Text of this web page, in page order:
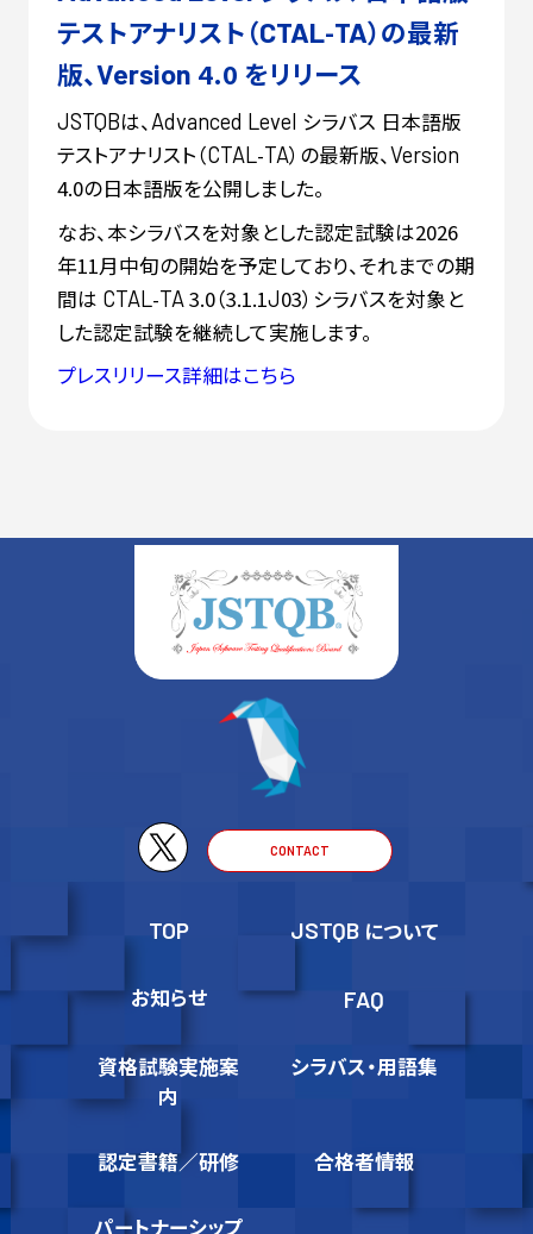
テストアナリスト（CTAL-TA）の最新
版、Version 4.0 をリリース
JSTQBは、 Advanced Level シラバス 日本語版
テストアナリスト（CTAL-TA）の最新版、Version
4.0の日本語版を公開しました。
なお、本シラバスを対象とした認定試験は2026
年11月中旬の開始を予定しており、それまでの期
間は CTAL-TA3.0（3.1.1J03）シラバスを対象と
した認定試験を継続して実施します。
プレスリリース詳細はこちら
CONTACT
TOP JSTQB について
お知らせ FAQ
資格試験実施案
内
シラバス・用語集
認定書籍／研修 合格者情報
パートナーシップ